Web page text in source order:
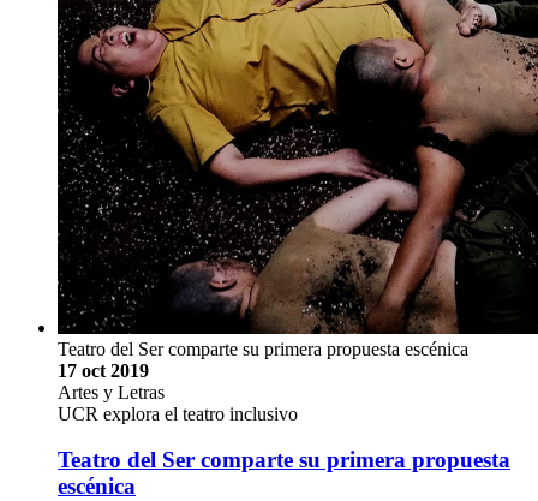
Teatro del Ser comparte su primera propuesta escénica
17 oct 2019
Artes y Letras
UCR explora el teatro inclusivo
Teatro del Ser comparte su primera propuesta
escénica